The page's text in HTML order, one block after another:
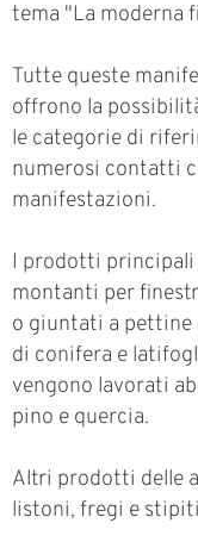
tema "La moderna
Tutte queste
offrono la
le categorie di
numerosi contatti
manifestazioni.
I prodotti principali
montanti per
o giuntati a pettine
di conifera e
vengono lavorati
pino e quercia.
Altri prodotti delle
listoni, fregi e